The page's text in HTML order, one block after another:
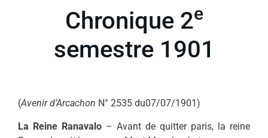
Chronique 2e
semestre 1901
(Avenir d’Arcachon N° 2535 du07/07/1901)
La Reine Ranavalo – Avant de quitter paris, la reine